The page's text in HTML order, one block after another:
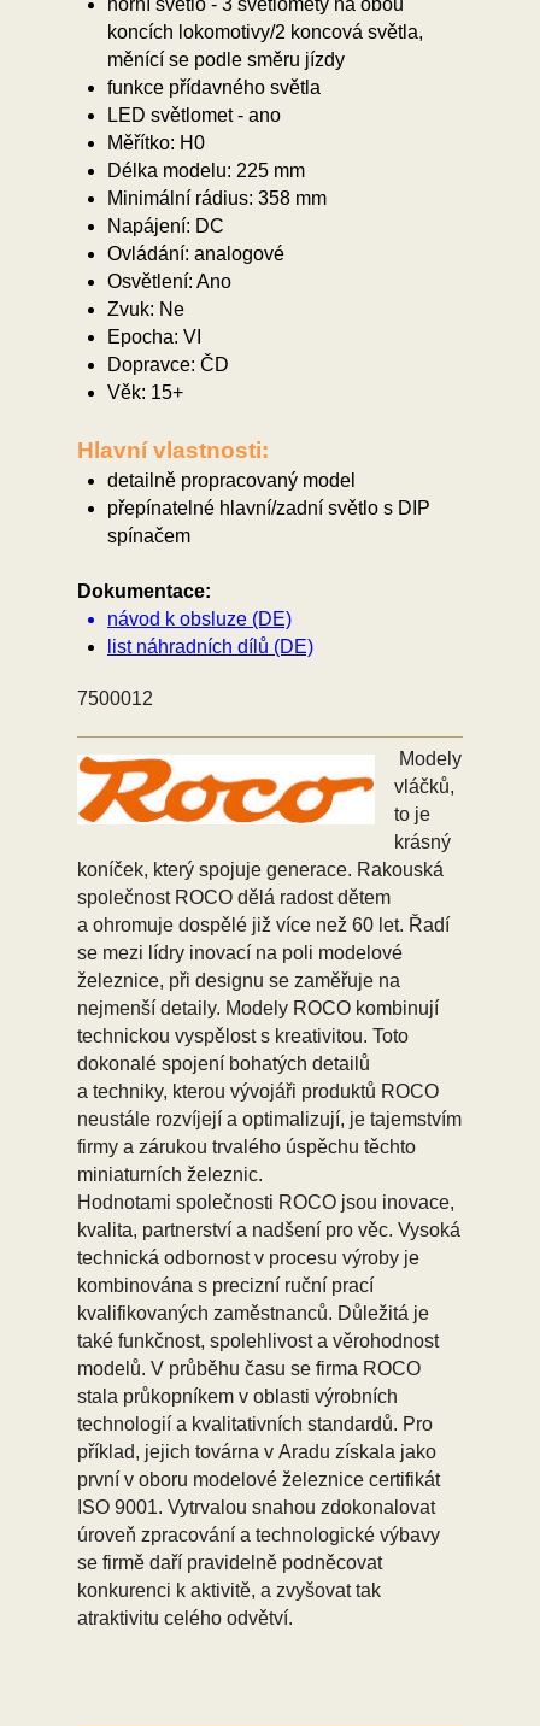
koncích lokomotivy/2 koncová světla,
měnící se podle směru jízdy
funkce přídavného světla
LED světlomet - ano
Měřítko: H0
Délka modelu: 225 mm
Minimální rádius: 358 mm
Napájení: DC
Ovládání: analogové
Osvětlení: Ano
Zvuk: Ne
Epocha: VI
Dopravce: ČD
Věk: 15+
Hlavní vlastnosti:
detailně propracovaný model
přepínatelné hlavní/zadní světlo s DIP
spínačem
Dokumentace:
návod k obsluze (DE)
list náhradních dílů (DE)
7500012
Modely
vláčků,
to je
krásný
koníček, který spojuje generace. Rakouská
společnost ROCO dělá radost dětem
a ohromuje dospělé již více než 60 let. Řadí
se mezi lídry inovací na poli modelové
železnice, při designu se zaměřuje na
nejmenší detaily. Modely ROCO kombinují
technickou vyspělost s kreativitou. Toto
dokonalé spojení bohatých detailů
a techniky, kterou vývojáři produktů ROCO
neustále rozvíjejí a optimalizují, je tajemstvím
firmy a zárukou trvalého úspěchu těchto
miniaturních železnic.
Hodnotami společnosti ROCO jsou inovace,
kvalita, partnerství a nadšení pro věc. Vysoká
technická odbornost v procesu výroby je
kombinována s precizní ruční prací
kvalifikovaných zaměstnanců. Důležitá je
také funkčnost, spolehlivost a věrohodnost
modelů. V průběhu času se firma ROCO
stala průkopníkem v oblasti výrobních
technologií a kvalitativních standardů. Pro
příklad, jejich továrna v Aradu získala jako
první v oboru modelové železnice certifikát
ISO 9001. Vytrvalou snahou zdokonalovat
úroveň zpracování a technologické výbavy
se firmě daří pravidelně podněcovat
konkurenci k aktivitě, a zvyšovat tak
atraktivitu celého odvětví.